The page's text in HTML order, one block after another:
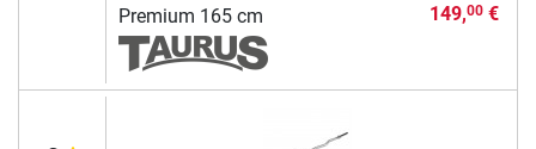
Premium 165 cm
149,00€